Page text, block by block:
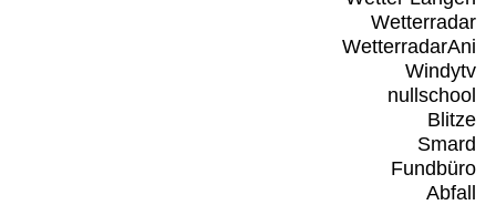
Wetterradar
WetterradarAni
Windytv
nullschool
Blitze
Smard
Fundbüro
Abfall